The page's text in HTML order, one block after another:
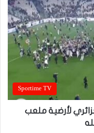
Sportime TV
لأرضية ملعب